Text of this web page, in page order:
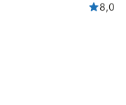
8,0